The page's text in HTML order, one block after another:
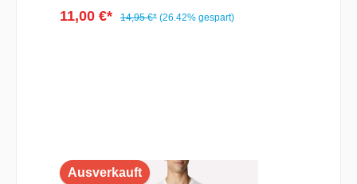
11,00 €* 14,95 €* (26.42% gespart)
Ausverkauft